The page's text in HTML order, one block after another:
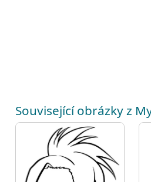
Související obrázky z